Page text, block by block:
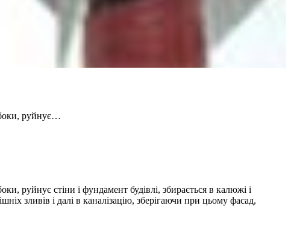
боки, руйнує…
руйнує стіни і фундамент будівлі, збирається в калюжі і
зливів і далі в каналізацію, зберігаючи при цьому фасад,